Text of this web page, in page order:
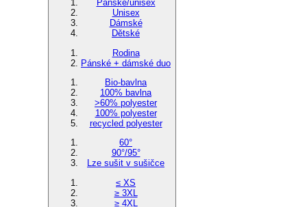
Pánské/unisex
Unisex
Dámské
Dětské
Rodina
Pánské + dámské duo
Bio-bavlna
100% bavlna
>60% polyester
100% polyester
recycled polyester
60°
90°/95°
Lze sušit v sušičce
≤ XS
≥ 3XL
≥ 4XL